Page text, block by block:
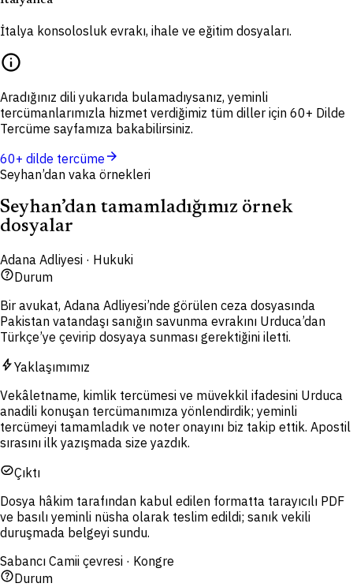
İtalya konsolosluk evrakı, ihale ve eğitim dosyaları.
info
Aradığınız dili yukarıda bulamadıysanız, yeminli
tercümanlarımızla hizmet verdiğimiz tüm diller için 60+ Dilde
Tercüme sayfamıza bakabilirsiniz.
60+ dilde tercüme arrow_forward
Seyhan’dan vaka örnekleri
Seyhan’dan tamamladığımız örnek
dosyalar
Adana Adliyesi · Hukuki
help_outlineDurum
Bir avukat, Adana Adliyesi’nde görülen ceza dosyasında
Pakistan vatandaşı sanığın savunma evrakını Urduca’dan
Türkçe’ye çevirip dosyaya sunması gerektiğini iletti.
boltYaklaşımımız
Vekâletname, kimlik tercümesi ve müvekkil ifadesini Urduca
anadili konuşan tercümanımıza yönlendirdik; yeminli
tercümeyi tamamladık ve noter onayını biz takip ettik. Apostil
sırasını ilk yazışmada size yazdık.
task_altÇıktı
Dosya hâkim tarafından kabul edilen formatta tarayıcılı PDF
ve basılı yeminli nüsha olarak teslim edildi; sanık vekili
duruşmada belgeyi sundu.
Sabancı Camii çevresi · Kongre
help_outlineDurum